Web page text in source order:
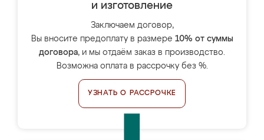
и изготовление
Заключаем договор,
Вы вносите предоплату в размере 10% от суммы
договора, и мы отдаём заказ в производство.
Возможна оплата в рассрочку без %.
УЗНАТЬ О РАССРОЧКЕ